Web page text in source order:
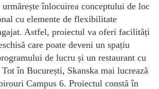
înlocuirea conceptului de loc
cu elemente de flexibilitate
Astfel, proiectul va oferi facilități
care poate deveni un spațiu
de lucru și un restaurant cu
în București, Skanska mai lucrează
Campus 6. Proiectul constă în